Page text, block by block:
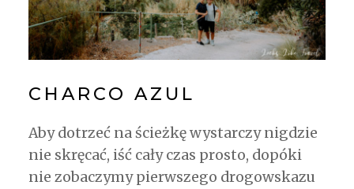
CHARCO AZUL
Aby dotrzeć na ścieżkę wystarczy nigdzie
nie skręcać, iść cały czas prosto, dopóki
nie zobaczymy pierwszego drogowskazu